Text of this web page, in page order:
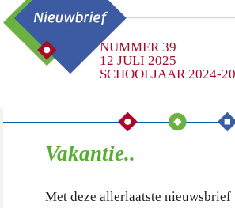
NUMMER 39
12 JULI 2025
SCHOOLJAAR 2024-
Vakantie..
Met deze allerlaatste nieuwsbrief